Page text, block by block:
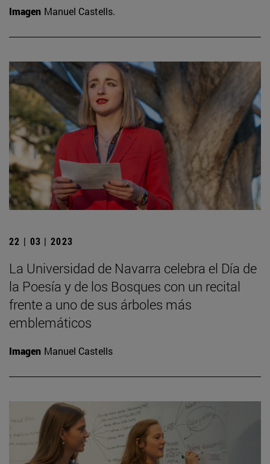
Imagen Manuel Castells.
22 | 03 | 2023
La Universidad de Navarra celebra el Día de
la Poesía y de los Bosques con un recital
frente a uno de sus árboles más
emblemáticos
Imagen Manuel Castells